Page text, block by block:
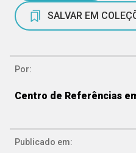
SALVAR EM
Por:
Centro de Referências
Publicado em: